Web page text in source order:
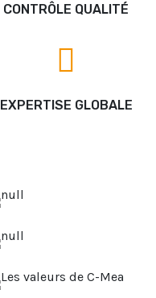
CONTRÔLE QUALITÉ
EXPERTISE GLOBALE